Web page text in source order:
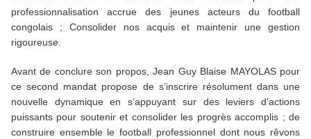
professionnalisation accrue des jeunes acteurs du football
congolais ; Consolider nos acquis et maintenir une gestion
rigoureuse.
Avant de conclure son propos, Jean Guy Blaise MAYOLAS pour
ce second mandat propose de s’inscrire résolument dans une
nouvelle dynamique en s’appuyant sur des leviers d’actions
puissants pour soutenir et consolider les progrès accomplis ; de
construire ensemble le football professionnel dont nous rêvons